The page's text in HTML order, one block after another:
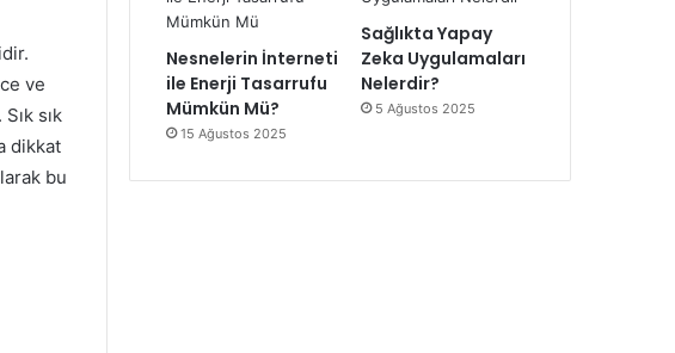
ve
sık
dikkat
bu
Nesnelerin İnterneti
ile Enerji Tasarrufu
Mümkün Mü?
15 Ağustos 2025
Sağlıkta Yapay
Zeka Uygulamaları
Nelerdir?
5 Ağustos 2025